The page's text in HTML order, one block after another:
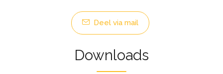
Deel via mail
Downloads